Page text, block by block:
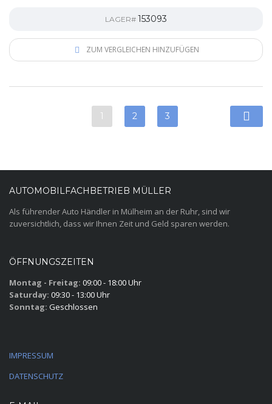
LAGER# 153093
ZUM VERGLEICHEN HINZUFÜGEN
1 2 3
AUTOMOBILFACHBETRIEB MÜLLER
Als führender Auto Händler in Mülheim an der Ruhr, sind wir
zuversichtlich, dass wir Ihnen Zeit und Geld sparen werden.
ÖFFNUNGSZEITEN
Montag - Freitag: 09:00 - 18:00 Uhr
Saturday: 09:30 - 13:00 Uhr
Sonntag: Geschlossen
IMPRESSUM
DATENSCHUTZ